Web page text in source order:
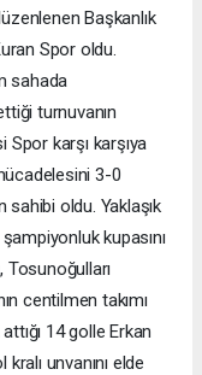
Başkanlık
Spor oldu.
sahada
turnuvanın
karşı karşıya
3-0
sahibi oldu. Yaklaşık
kupasını
Tosunoğulları
centilmen takımı
14 golle Erkan
unvanını elde